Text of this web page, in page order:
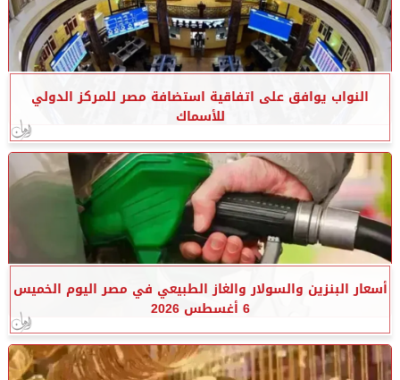
النواب يوافق على اتفاقية استضافة مصر للمركز الدولي
للأسماك
أسعار البنزين والسولار والغاز الطبيعي في مصر اليوم الخميس
6 أغسطس 2026